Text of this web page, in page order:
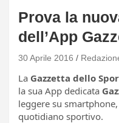
Prova la
dell’App
30 Aprile 2016
La Gazzetta dello
la sua App dedicata
leggere su
quotidiano sportivo.